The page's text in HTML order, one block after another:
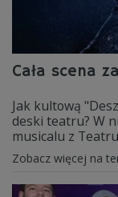
Cała scena
Jak kultową
deski teatru? W
musicalu z
Zobacz więcej na